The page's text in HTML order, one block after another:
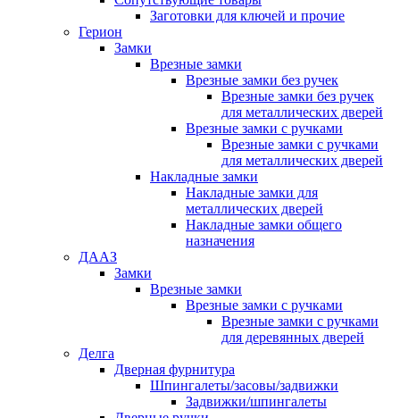
Заготовки для ключей и прочие
Герион
Замки
Врезные замки
Врезные замки без ручек
Врезные замки без ручек
для металлических дверей
Врезные замки с ручками
Врезные замки с ручками
для металлических дверей
Накладные замки
Накладные замки для
металлических дверей
Накладные замки общего
назначения
ДААЗ
Замки
Врезные замки
Врезные замки с ручками
Врезные замки с ручками
для деревянных дверей
Делга
Дверная фурнитура
Шпингалеты/засовы/задвижки
Задвижки/шпингалеты